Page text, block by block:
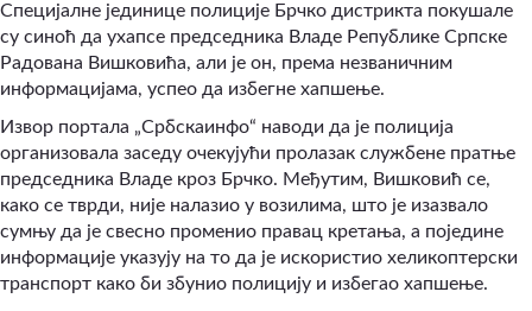
Специјалне јединице полиције Брчко дистрикта покушале
су синоћ да ухапсе председника Владе Републике Српске
Радована Вишковића, али је он, према незваничним
информацијама, успео да избегне хапшење.
Извор портала „Србскаинфо“ наводи да је полиција
организовала заседу очекујући пролазак службене пратње
председника Владе кроз Брчко. Међутим, Вишковић се,
како се тврди, није налазио у возилима, што је изазвало
сумњу да је свесно променио правац кретања, а поједине
информације указују на то да је искористио хеликоптерски
транспорт како би збунио полицију и избегао хапшење.